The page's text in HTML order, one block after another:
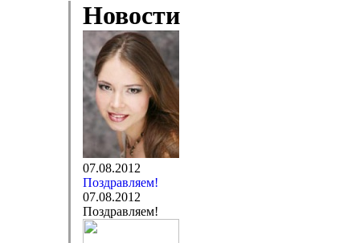
Новости
07.08.2012
Поздравляем!
07.08.2012
Поздравляем!